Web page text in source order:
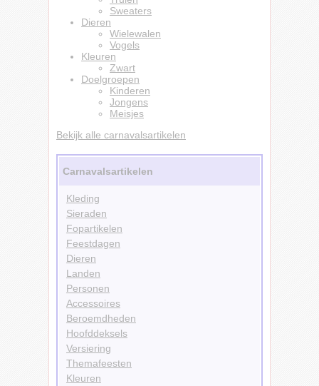
Sweaters
Dieren
Wielewalen
Vogels
Kleuren
Zwart
Doelgroepen
Kinderen
Jongens
Meisjes
Bekijk alle carnavalsartikelen
Carnavalsartikelen
Kleding
Sieraden
Fopartikelen
Feestdagen
Dieren
Landen
Personen
Accessoires
Beroemdheden
Hoofddeksels
Versiering
Themafeesten
Kleuren